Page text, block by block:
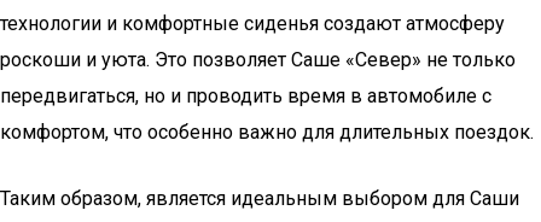
технологии и комфортные сиденья создают атмосферу
роскоши и уюта. Это позволяет Саше «Север» не только
передвигаться, но и проводить время в автомобиле с
комфортом, что особенно важно для длительных поездок.
Таким образом, является идеальным выбором для Саши